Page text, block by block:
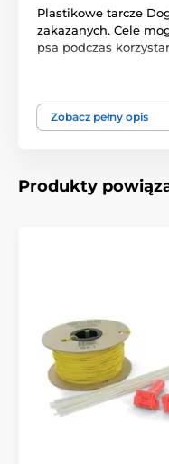
Plastikowe tarcze
zakazanych. Cele
psa podczas
Akcesoria do
Zobacz pełny opis
Produkty